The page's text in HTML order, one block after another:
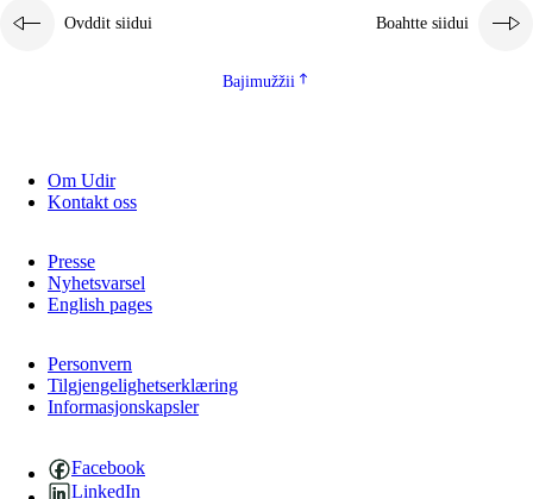
Ovddit siidui Boahtte siidui
Bajimužžii
Om Udir
Kontakt oss
Presse
Nyhetsvarsel
English pages
Personvern
Tilgjengelighetserklæring
Informasjonskapsler
Facebook
LinkedIn